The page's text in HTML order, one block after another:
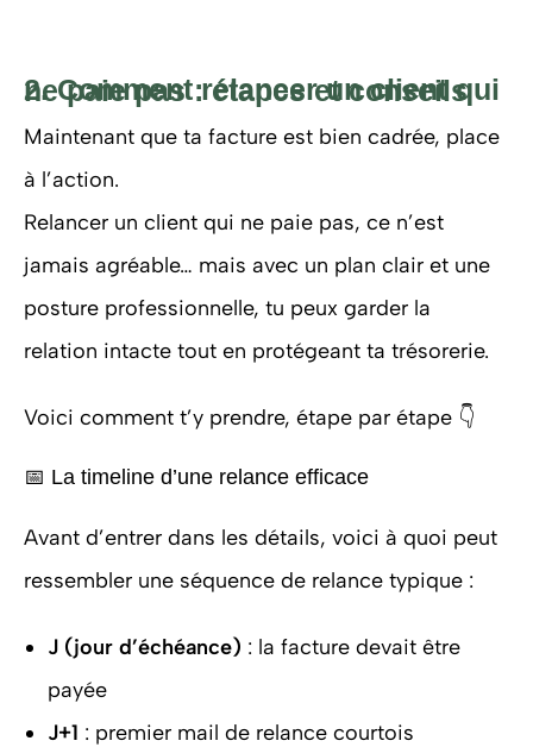
2. Comment relancer un client qui ne paie pas : étapes et conseils
Maintenant que ta facture est bien cadrée, place
à l’action.
Relancer un client qui ne paie pas, ce n’est
jamais agréable… mais avec un plan clair et une
posture professionnelle, tu peux garder la
relation intacte tout en protégeant ta trésorerie.
Voici comment t’y prendre, étape par étape 👇
📅 La timeline d’une relance efficace
Avant d’entrer dans les détails, voici à quoi peut
ressembler une séquence de relance typique :
J (jour d’échéance) : la facture devait être
payée
J+1 : premier mail de relance courtois